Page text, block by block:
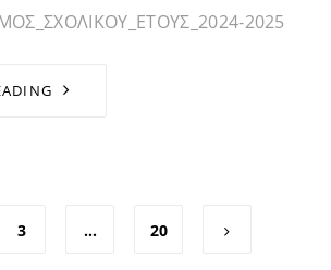
2025
3 … 20